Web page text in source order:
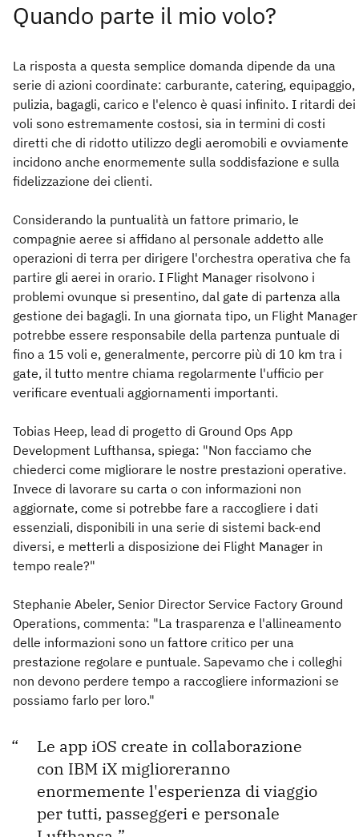
Quando parte il mio volo?
La risposta a questa semplice domanda dipende da una
serie di azioni coordinate: carburante, catering, equipaggio,
pulizia, bagagli, carico e l'elenco è quasi infinito. I ritardi dei
voli sono estremamente costosi, sia in termini di costi
diretti che di ridotto utilizzo degli aeromobili e ovviamente
incidono anche enormemente sulla soddisfazione e sulla
fidelizzazione dei clienti.
Considerando la puntualità un fattore primario, le
compagnie aeree si affidano al personale addetto alle
operazioni di terra per dirigere l'orchestra operativa che fa
partire gli aerei in orario. I Flight Manager risolvono i
problemi ovunque si presentino, dal gate di partenza alla
gestione dei bagagli. In una giornata tipo, un Flight Manager
potrebbe essere responsabile della partenza puntuale di
fino a 15 voli e, generalmente, percorre più di 10 km tra i
gate, il tutto mentre chiama regolarmente l'ufficio per
verificare eventuali aggiornamenti importanti.
Tobias Heep, lead di progetto di Ground Ops App
Development Lufthansa, spiega: "Non facciamo che
chiederci come migliorare le nostre prestazioni operative.
Invece di lavorare su carta o con informazioni non
aggiornate, come si potrebbe fare a raccogliere i dati
essenziali, disponibili in una serie di sistemi back-end
diversi, e metterli a disposizione dei Flight Manager in
tempo reale?"
Stephanie Abeler, Senior Director Service Factory Ground
Operations, commenta: "La trasparenza e l'allineamento
delle informazioni sono un fattore critico per una
prestazione regolare e puntuale. Sapevamo che i colleghi
non devono perdere tempo a raccogliere informazioni se
possiamo farlo per loro."
Le app iOS create in collaborazione
con IBM iX miglioreranno
enormemente l'esperienza di viaggio
per tutti, passeggeri e personale